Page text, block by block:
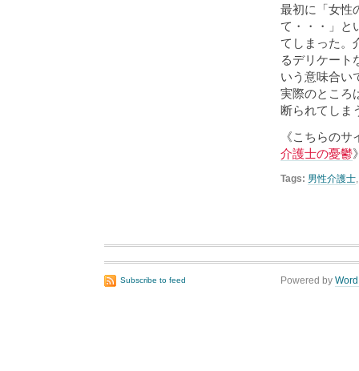
最初に「女性
て・・・」と
てしまった。
るデリケート
いう意味合い
実際のところ
断られてしま
《こちらの
介護士の憂鬱
Tags: 男性介護士
Subscribe to feed Powered by